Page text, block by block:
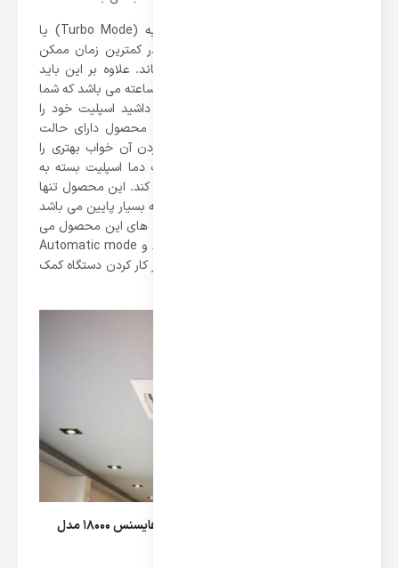
از ویژگی های این محصول می توان به (Turbo Mode) یا
همان خنک کنندگی سریع اشاره کرد که در کمترین زمان ممکن
محیط شما را به دمای مورد نظر می رساند. علاوه بر این باید
اشاره کرد که این محصول دارای تایمر 24 ساعته می باشد که شما
می توانید در هر بازه زمانی که دوست داشید اسپلیت خود را
تنظیم کنید. همچنین باید گفت که این محصول دارای حالت
(Good sleep) می باشد که با فعال کردن آن خواب بهتری را
تجربه می کنید، در این حالت هر ساعت دما اسپلیت بسته به
محیط و دمای بدن شما افزایش پیدا می کند. این محصول تنها
از صدای 39 دسی بل برخوردار می باشد که بسیار پایین می باشد
و اصلاً متوجه آن نمی شود. از دیگر ویژگی های این محصول می
توان به حالت های Automatic restart و Automatic mode
اشاره کرد که هر کدام به نوبت خود به بهتر کار کردن دستگاه کمک
گاز مبرد R410-A در داکت اسپلیت کاستی هایسنس 18000 مدل